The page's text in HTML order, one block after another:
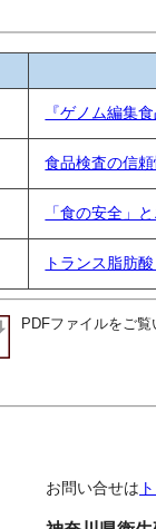
『ゲノム編集
食品検査の信
「食の安全」
トランス脂肪
PDFファイルをご
お問い合せは